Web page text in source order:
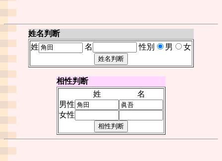
姓名判断
姓
名 性別 男 女
相性判断
姓
名
男性
女性